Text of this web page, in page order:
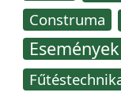
Construma
Események